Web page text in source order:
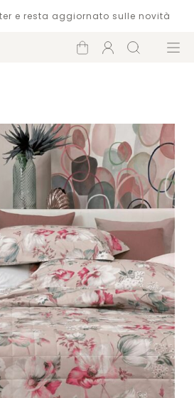
e resta aggiornato sulle novità
Carrello
Account
Cerca Menù